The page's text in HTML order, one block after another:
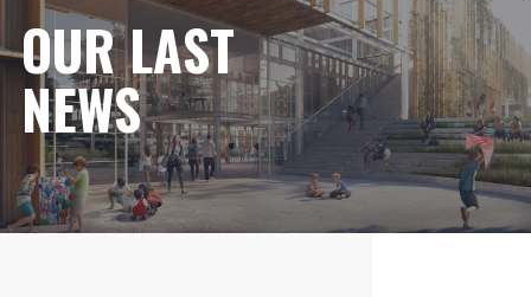
OUR LAST
NEWS